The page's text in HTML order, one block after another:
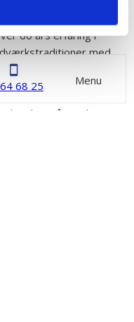
68 25 Menu
60 års erfaring i
med
resultat, hvor
sammen.
i dag, så vender vi